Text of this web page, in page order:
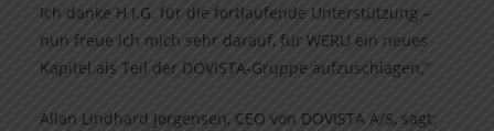
Ich danke H.I.G. für die fortlaufende Unterstützung –
nun freue ich mich sehr darauf, für WERU ein neues
Kapitel als Teil der DOVISTA-Gruppe aufzuschlagen.“
Allan Lindhard Jørgensen, CEO von DOVISTA A/S, sagt: